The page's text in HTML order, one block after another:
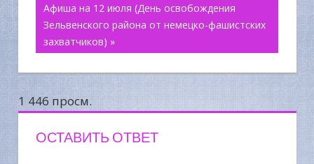
по
записям
Афиша на 12 июля (День освобождения
Зельвенского района от немецко-фашистских
захватчиков) »
1 446 просм.
ОСТАВИТЬ ОТВЕТ